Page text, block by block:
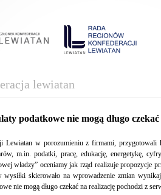
lewiatan
podatkowe nie mogą długo
Lewiatan w porozumieniu z firmami, przygotowali
m.in. podatki, pracę, edukację, energetykę,
władzy” oceniamy jak rząd realizuje propozycje
wysiłki skierowało na wprowadzenie zmian
nie mogą długo czekać na realizację pochodzi z